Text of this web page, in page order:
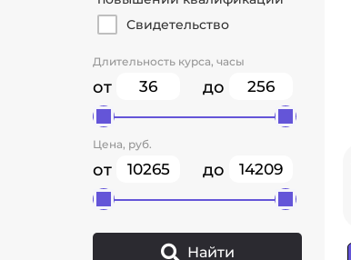
Свидетельство
Длительность курса, часы
от до
Цена, руб.
от до
Найти